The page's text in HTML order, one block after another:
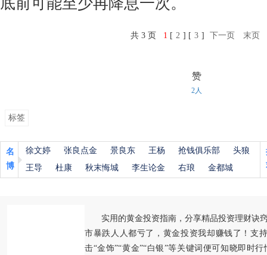
共 3 页 1 [ 2 ] [ 3 ] 下一页 末页
赞
2人
标签
名
博
徐文婷 张良点金 景良东 王杨 抢钱俱乐部
头狼
王导
杜康 秋末悔城 李生论金 右琅 金都城
实用的黄金投资指南，分享精品投资理财诀
市暴跌人人都亏了，黄金投资我却赚钱了！支
击“金饰”“黄金”“白银”等关键词便可知晓即时